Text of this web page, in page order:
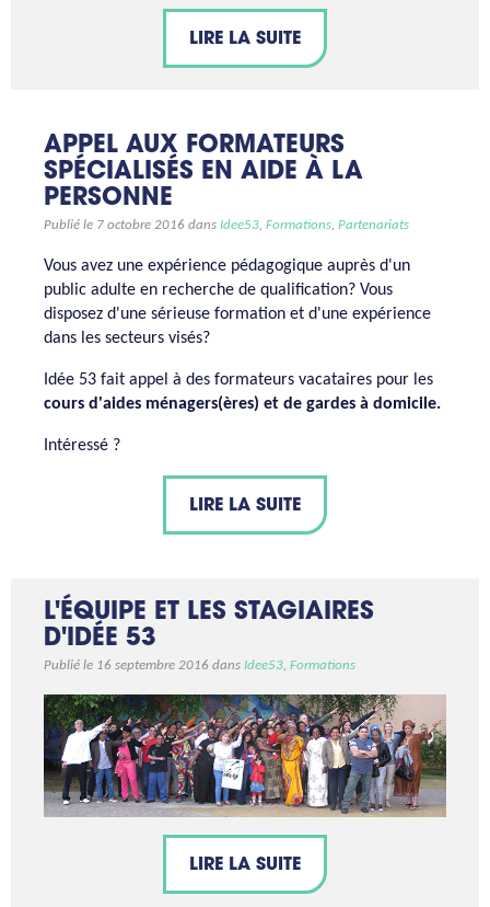
LIRE LA SUITE
APPEL AUX FORMATEURS
SPÉCIALISÉS EN AIDE À LA
PERSONNE
Publié le 7 octobre 2016 dans Idee53, Formations, Partenariats
Vous avez une expérience pédagogique auprès d'un
public adulte en recherche de qualification? Vous
disposez d'une sérieuse formation et d'une expérience
dans les secteurs visés?
Idée 53 fait appel à des formateurs vacataires pour les
cours d'aides ménagers(ères) et de gardes à domicile.
Intéressé ?
LIRE LA SUITE
L'ÉQUIPE ET LES STAGIAIRES
D'IDÉE 53
Publié le 16 septembre 2016 dans Idee53, Formations
LIRE LA SUITE